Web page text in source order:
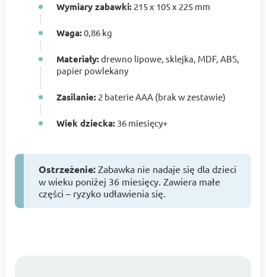
Wymiary zabawki: 215 x 105 x 225 mm
Waga:0,86 kg
Materiały:drewno lipowe, sklejka, MDF, ABS,
papier powlekany
Zasilanie: 2 baterie AAA (brak w zestawie)
Wiek dziecka: 36 miesięcy+
Ostrzeżenie: Zabawka nie nadaje się dla dzieci
w wieku poniżej 36 miesięcy. Zawiera małe
części – ryzyko udławienia się.